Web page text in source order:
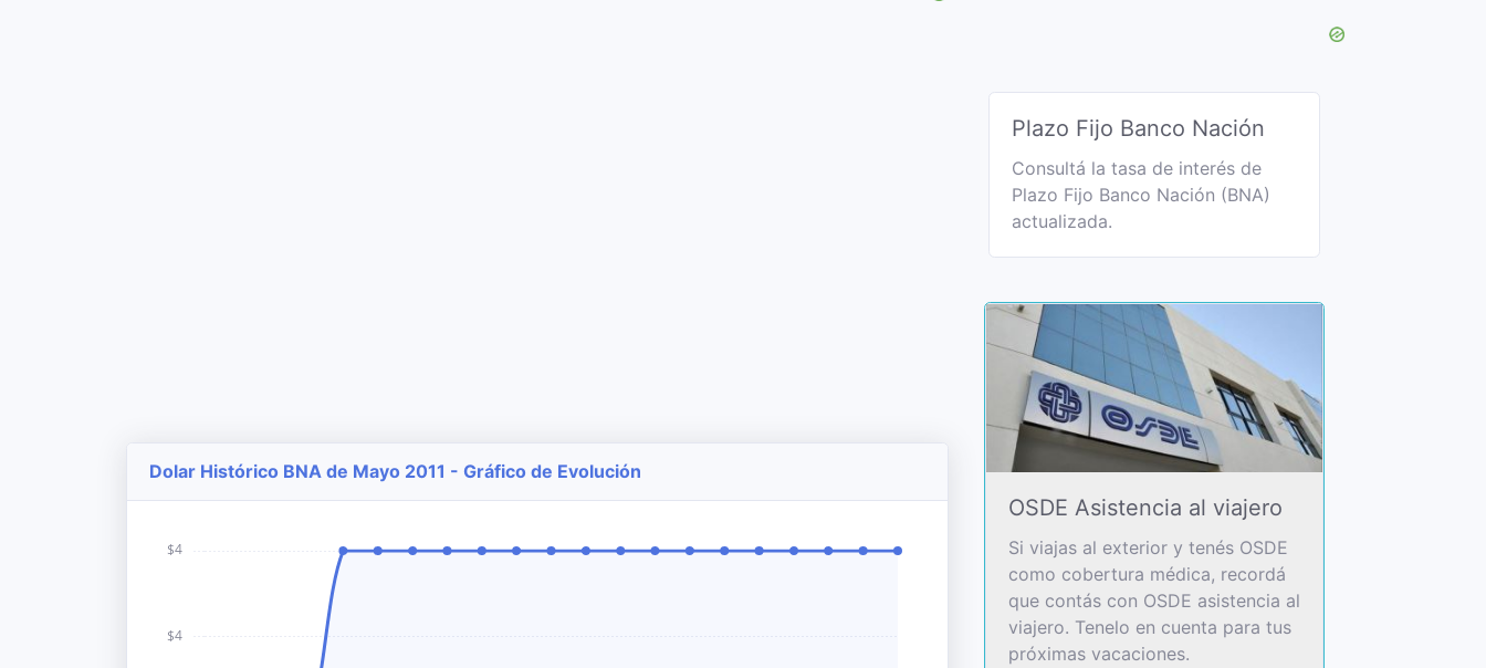
Dolar Histórico BNA de Mayo 2011 - Gráfico de Evolución
Plazo Fijo Banco Nación
Consultá la tasa de interés de
Plazo Fijo Banco Nación (BNA)
actualizada.
OSDE Asistencia al viajero
Si viajas al exterior y tenés OSDE
como cobertura médica, recordá
que contás con OSDE asistencia al
viajero. Tenelo en cuenta para tus
próximas vacaciones.